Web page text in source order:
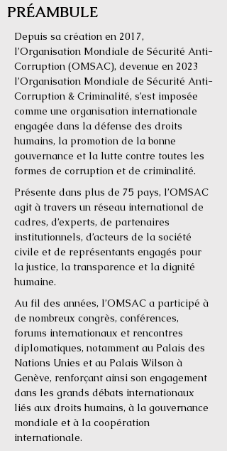
PRÉAMBULE
Depuis sa création en 2017,
l’Organisation Mondiale de Sécurité Anti-
Corruption (OMSAC), devenue en 2023
l’Organisation Mondiale de Sécurité Anti-
Corruption & Criminalité, s’est imposée
comme une organisation internationale
engagée dans la défense des droits
humains, la promotion de la bonne
gouvernance et la lutte contre toutes les
formes de corruption et de criminalité.
Présente dans plus de 75 pays, l’OMSAC
agit à travers un réseau international de
cadres, d’experts, de partenaires
institutionnels, d’acteurs de la société
civile et de représentants engagés pour
la justice, la transparence et la dignité
humaine.
Au fil des années, l’OMSAC a participé à
de nombreux congrès, conférences,
forums internationaux et rencontres
diplomatiques, notamment au Palais des
Nations Unies et au Palais Wilson à
Genève, renforçant ainsi son engagement
dans les grands débats internationaux
liés aux droits humains, à la gouvernance
mondiale et à la coopération
internationale.